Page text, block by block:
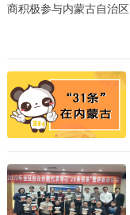
商积极参与内蒙古自治